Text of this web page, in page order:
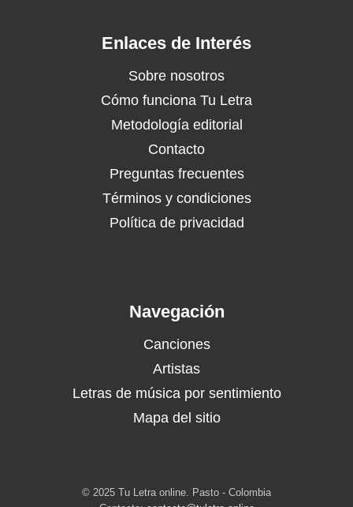
Enlaces de Interés
Sobre nosotros
Cómo funciona Tu Letra
Metodología editorial
Contacto
Preguntas frecuentes
Términos y condiciones
Política de privacidad
Navegación
Canciones
Artistas
Letras de música por sentimiento
Mapa del sitio
© 2025 Tu Letra online. Pasto - Colombia